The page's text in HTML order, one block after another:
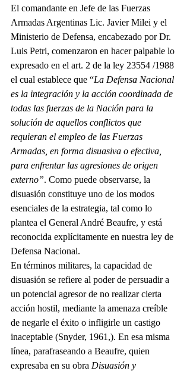
El comandante en Jefe de las Fuerzas
Armadas Argentinas Lic. Javier Milei y el
Ministerio de Defensa, encabezado por Dr.
Luis Petri, comenzaron en hacer palpable lo
expresado en el art. 2 de la ley 23554 /1988
el cual establece que “La Defensa Nacional
es la integración y la acción coordinada de
todas las fuerzas de la Nación para la
solución de aquellos conflictos que
requieran el empleo de las Fuerzas
Armadas, en forma disuasiva o efectiva,
para enfrentar las agresiones de origen
externo”. Como puede observarse, la
disuasión constituye uno de los modos
esenciales de la estrategia, tal como lo
plantea el General André Beaufre, y está
reconocida explícitamente en nuestra ley de
Defensa Nacional.
En términos militares, la capacidad de
disuasión se refiere al poder de persuadir a
un potencial agresor de no realizar cierta
acción hostil, mediante la amenaza creíble
de negarle el éxito o infligirle un castigo
inaceptable (Snyder, 1961,). En esa misma
línea, parafraseando a Beaufre, quien
expresaba en su obra Disuasión y